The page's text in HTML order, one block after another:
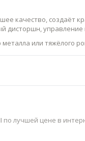
качество, создаёт
дисторшн, управление
или тяжёлого
по лучшей цене в